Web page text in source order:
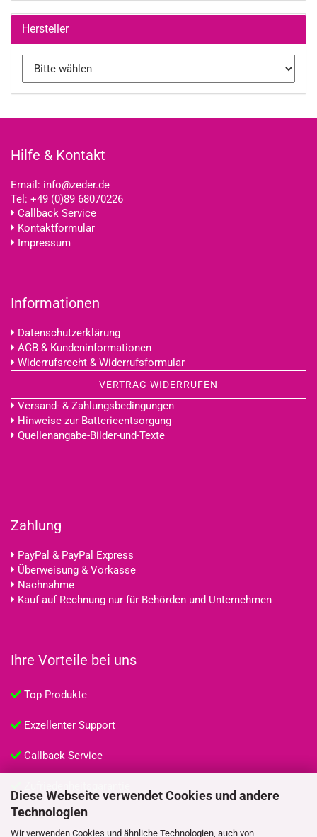
Diese Webseite verwendet Cookies und andere
Technologien
Wir verwenden Cookies und ähnliche Technologien, auch von
Hersteller
Hilfe & Kontakt
Email: info@zeder.de
Tel: +49 (0)89 68070226
Callback Service
Kontaktformular
Impressum
Informationen
Datenschutzerklärung
AGB & Kundeninformationen
Widerrufsrecht & Widerrufsformular
VERTRAG WIDERRUFEN
Versand- & Zahlungsbedingungen
Hinweise zur Batterieentsorgung
Quellenangabe-Bilder-und-Texte
Zahlung
PayPal & PayPal Express
Überweisung & Vorkasse
Nachnahme
Kauf auf Rechnung nur für Behörden und Unternehmen
Ihre Vorteile bei uns
Top Produkte
Exzellenter Support
Callback Service